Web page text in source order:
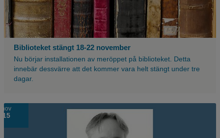
Biblioteket stängt 18-22 november
Nu börjar installationen av meröppet på biblioteket. Detta
innebär dessvärre att det kommer vara helt stängt under tre
dagar.
nov
15